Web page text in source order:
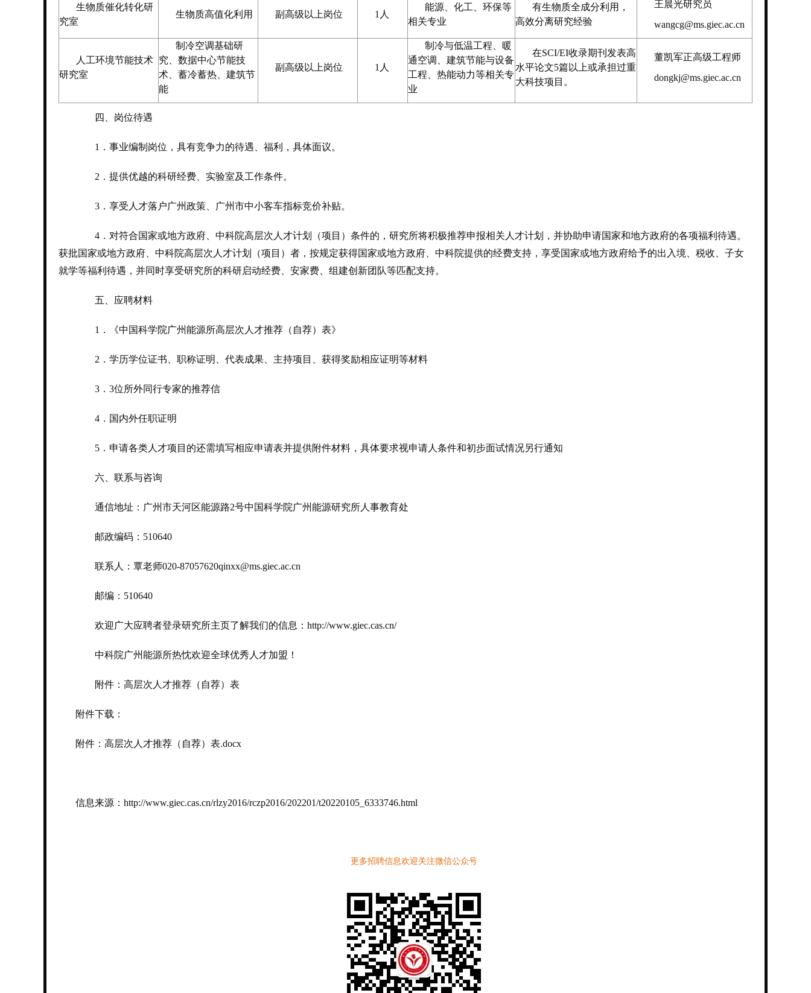
生物质催化转化研
究室
生物质高值化利用 副高级以上岗位 1人
能源、化工、环保等
相关专业
有生物质全成分利用，
高效分离研究经验
王晨光研究员
wangcg@ms.giec.ac.cn
人工环境节能技术
研究室
制冷空调基础研
究、数据中心节能技
术、蓄冷蓄热、建筑节
能
副高级以上岗位 1人
制冷与低温工程、暖
通空调、建筑节能与设备
工程、热能动力等相关专
业
在SCI/EI收录期刊发表高
水平论文5篇以上或承担过重
大科技项目。
董凯军正高级工程师
dongkj@ms.giec.ac.cn
四、岗位待遇
1．事业编制岗位，具有竞争力的待遇、福利，具体面议。
2．提供优越的科研经费、实验室及工作条件。
3．享受人才落户广州政策、广州市中小客车指标竞价补贴。
4．对符合国家或地方政府、中科院高层次人才计划（项目）条件的，研究所将积极推荐申报相关人才计划，并协助申请国家和地方政府的各项福利待遇。
获批国家或地方政府、中科院高层次人才计划（项目）者，按规定获得国家或地方政府、中科院提供的经费支持，享受国家或地方政府给予的出入境、税收、子女
就学等福利待遇，并同时享受研究所的科研启动经费、安家费、组建创新团队等匹配支持。
五、应聘材料
1．《中国科学院广州能源所高层次人才推荐（自荐）表》
2．学历学位证书、职称证明、代表成果、主持项目、获得奖励相应证明等材料
3．3位所外同行专家的推荐信
4．国内外任职证明
5．申请各类人才项目的还需填写相应申请表并提供附件材料，具体要求视申请人条件和初步面试情况另行通知
六、联系与咨询
通信地址：广州市天河区能源路2号中国科学院广州能源研究所人事教育处
邮政编码：510640
联系人：覃老师020-87057620qinxx@ms.giec.ac.cn
邮编：510640
欢迎广大应聘者登录研究所主页了解我们的信息：http://www.giec.cas.cn/
中科院广州能源所热忱欢迎全球优秀人才加盟！
附件：高层次人才推荐（自荐）表
附件下载：
附件：高层次人才推荐（自荐）表.docx
信息来源：http://www.giec.cas.cn/rlzy2016/rczp2016/202201/t20220105_6333746.html
更多招聘信息欢迎关注微信公众号